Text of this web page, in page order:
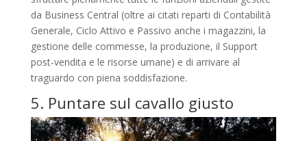
da Business Central (oltre ai citati reparti di Contabilità
Generale, Ciclo Attivo e Passivo anche i magazzini, la
gestione delle commesse, la produzione, il Support
post-vendita e le risorse umane) e di arrivare al
traguardo con piena soddisfazione.
5. Puntare sul cavallo giusto